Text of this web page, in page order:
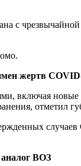
жертв
включая
отметил
ВОЗ